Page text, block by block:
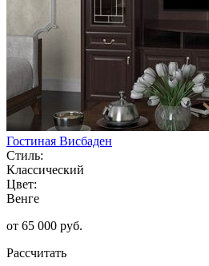
Гостиная Висбаден
Стиль:
Классический
Цвет:
Венге
от 65 000 руб.
Рассчитать